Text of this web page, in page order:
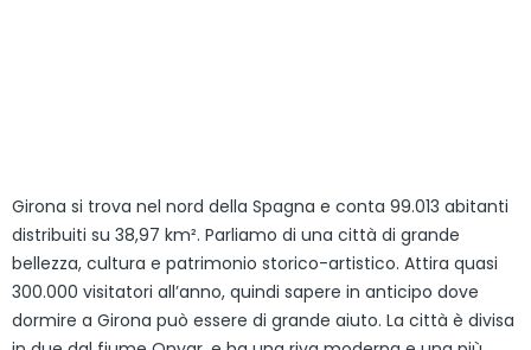
Girona si trova nel nord della Spagna e conta 99.013 abitanti
distribuiti su 38,97 km². Parliamo di una città di grande
bellezza, cultura e patrimonio storico-artistico. Attira quasi
300.000 visitatori all’anno, quindi sapere in anticipo dove
dormire a Girona può essere di grande aiuto. La città è divisa